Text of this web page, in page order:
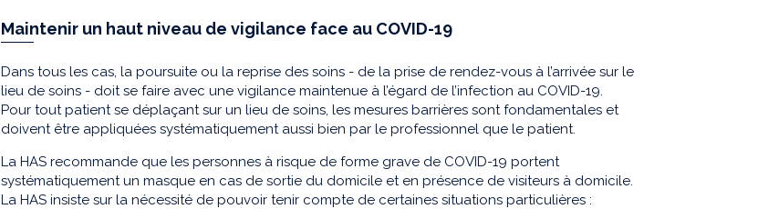
Maintenir un haut niveau de vigilance face au COVID-19
Dans tous les cas, la poursuite ou la reprise des soins - de la prise de rendez-vous à l’arrivée sur le
lieu de soins - doit se faire avec une vigilance maintenue à l’égard de l’infection au COVID-19.
Pour tout patient se déplaçant sur un lieu de soins, les mesures barrières sont fondamentales et
doivent être appliquées systématiquement aussi bien par le professionnel que le patient.
La HAS recommande que les personnes à risque de forme grave de COVID-19 portent
systématiquement un masque en cas de sortie du domicile et en présence de visiteurs à domicile.
La HAS insiste sur la nécessité de pouvoir tenir compte de certaines situations particulières :